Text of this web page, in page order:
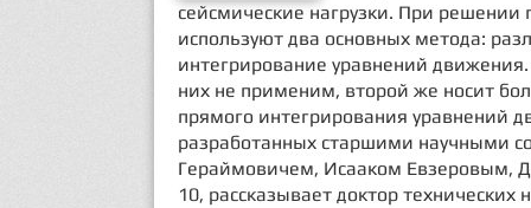
сейсмические нагрузки. При решении
используют два основных метода:
интегрирование уравнений
них не применим, второй же носит
прямого интегрирования уравнений
разработанных старшими научными
Гераймовичем, Исааком Евзеровым,
10, рассказывает доктор технических